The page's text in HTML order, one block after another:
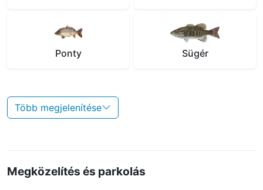
Ponty Sügér
Több megjelenítése
Megközelítés és parkolás